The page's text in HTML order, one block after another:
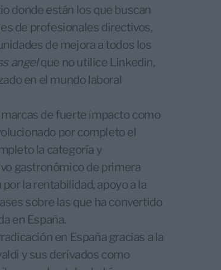
donde están los que buscan
de profesionales directivos,
de mejora a todos los
angelque no utilice Linkedin,
en el mundo laboral
de fuerte impacto como
por completo el
la categoría y
gastronómico de primera
la rentabilidad, apoyo a la
sobre las que ha convertido
en España.
en España gracias a la
y sus derivados como